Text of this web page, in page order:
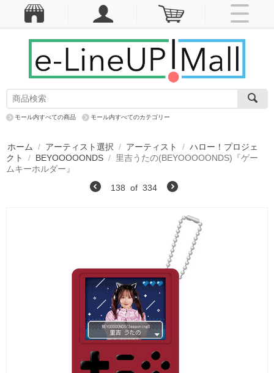
モール内すべての商品 モール内すべてのカテゴリー
ホーム / アーティスト選択 / アーティスト / ハロー！プロジェ
クト
/ BEYOOOOONDS / 里吉うたの(BEYOOOOONDS)『ゲー
ムキーホルダー』
138 of 334